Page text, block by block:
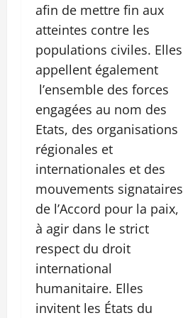
afin de mettre fin aux
atteintes contre les
populations civiles. Elles
appellent également
l’ensemble des forces
engagées au nom des
Etats, des organisations
régionales et
internationales et des
mouvements signataires
de l’Accord pour la paix,
à agir dans le strict
respect du droit
international
humanitaire. Elles
invitent les États du